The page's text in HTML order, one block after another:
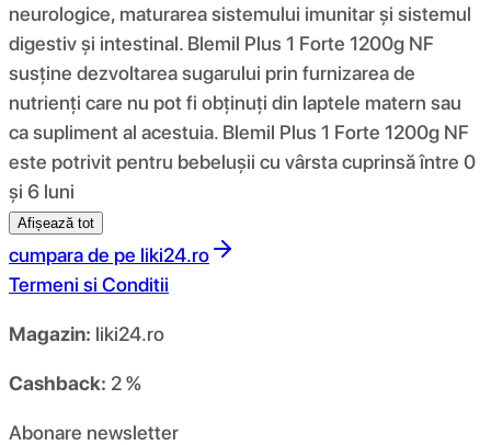
neurologice, maturarea sistemului imunitar și sistemul
digestiv și intestinal. Blemil Plus 1 Forte 1200g NF
susține dezvoltarea sugarului prin furnizarea de
nutrienți care nu pot fi obținuți din laptele matern sau
ca supliment al acestuia. Blemil Plus 1 Forte 1200g NF
este potrivit pentru bebelușii cu vârsta cuprinsă între 0
și 6 luni
Afișează tot
cumpara de pe liki24.ro
Termeni si Conditii
Magazin: liki24.ro
Cashback: 2 %
Abonare newsletter